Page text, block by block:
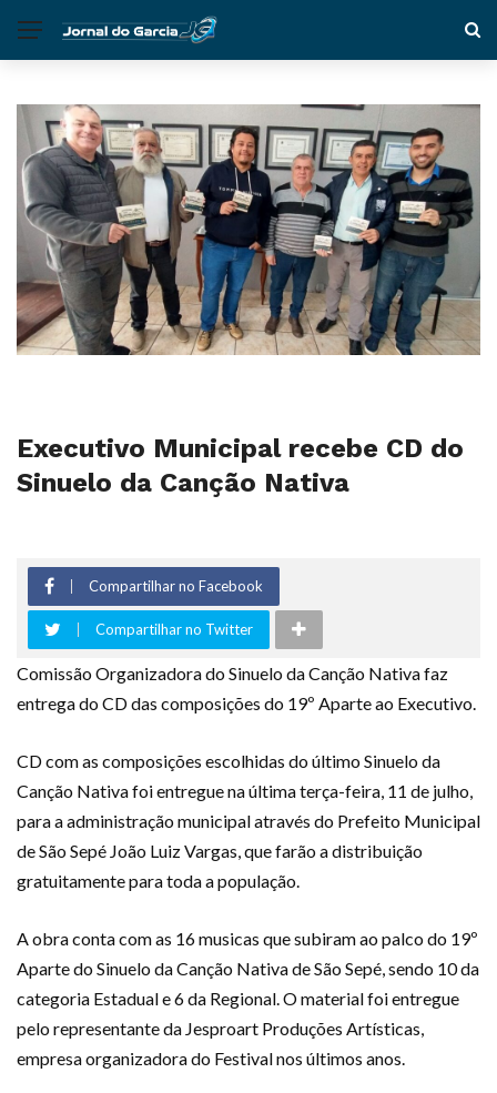
Executivo Municipal recebe CD do
Sinuelo da Canção Nativa
Compartilhar no Facebook
Compartilhar no Twitter
Comissão Organizadora do Sinuelo da Canção Nativa faz
entrega do CD das composições do 19º Aparte ao Executivo.
CD com as composições escolhidas do último Sinuelo da
Canção Nativa foi entregue na última terça-feira, 11 de julho,
para a administração municipal através do Prefeito Municipal
de São Sepé João Luiz Vargas, que farão a distribuição
gratuitamente para toda a população.
A obra conta com as 16 musicas que subiram ao palco do 19º
Aparte do Sinuelo da Canção Nativa de São Sepé, sendo 10 da
categoria Estadual e 6 da Regional. O material foi entregue
pelo representante da Jesproart Produções Artísticas,
empresa organizadora do Festival nos últimos anos.